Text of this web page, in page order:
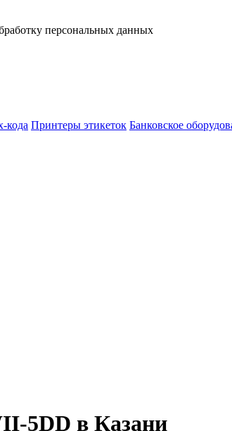
персональных данных
кода Принтеры этикеток Банковское
5DD в Казани